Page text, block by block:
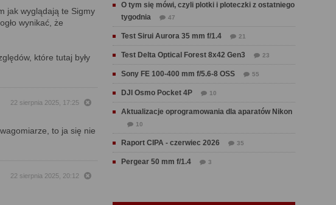
jak wyglądają te Sigmy
wynikać, że
które tutaj były
22 sierpnia 2025, 17:25
to ja się nie
22 sierpnia 2025, 20:12
O tym się mówi, czyli plotki i ploteczki z ostatniego
tygodnia
47
Test Sirui Aurora 35 mm f/1.4 21
Test Delta Optical Forest 8x42 Gen3 23
Sony FE 100-400 mm f/5.6-8 OSS 55
DJI Osmo Pocket 4P 10
Aktualizacje oprogramowania dla aparatów Nikon
10
Raport CIPA - czerwiec 2026 35
Pergear 50 mm f/1.4 3